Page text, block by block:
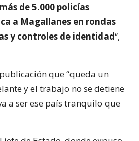
más de 5.000 policías
a Magallanes en rondas
y controles de identidad“,
que “queda un
y el trabajo no se detiene
a ser ese país tranquilo que